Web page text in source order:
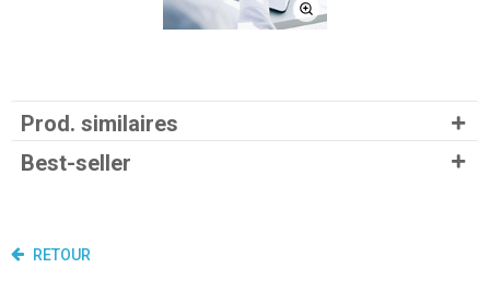
Prod. similaires
Best-seller
RETOUR